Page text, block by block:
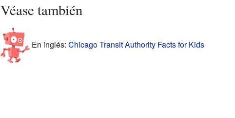
Véase también
En inglés: Chicago Transit Authority Facts for Kids